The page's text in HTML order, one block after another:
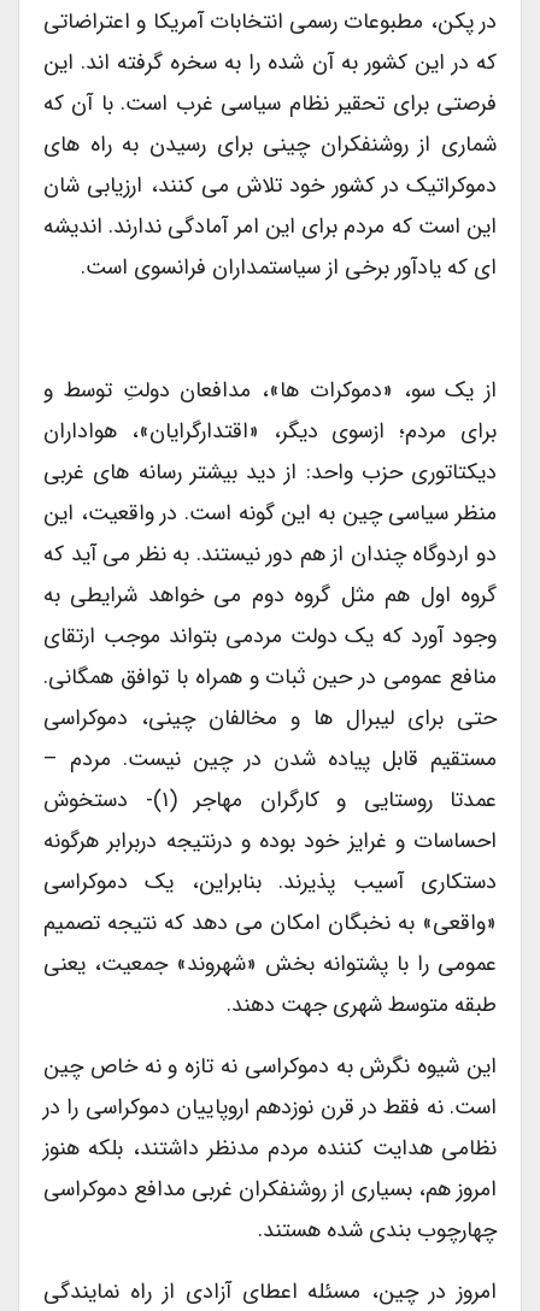
در پکن، مطبوعات رسمی انتخابات آمریکا و اعتراضاتی
که در این کشور به آن شده را به سخره گرفته اند. این
فرصتی برای تحقیر نظام سیاسی غرب است. با آن که
شماری از روشنفکران چینی برای رسیدن به راه های
دموکراتیک در کشور خود تلاش می کنند، ارزیابی شان
این است که مردم برای این امر آمادگی ندارند. اندیشه
ای که یادآور برخی از سیاستمداران فرانسوی است.
از یک سو، «دموکرات ها»، مدافعان دولتِ توسط و
برای مردم؛ ازسوی دیگر، «اقتدارگرایان»، هواداران
دیکتاتوری حزب واحد: از دید بیشتر رسانه های غربی
منظر سیاسی چین به این گونه است. در واقعیت، این
دو اردوگاه چندان از هم دور نیستند. به نظر می آید که
گروه اول هم مثل گروه دوم می خواهد شرایطی به
وجود آورد که یک دولت مردمی بتواند موجب ارتقای
منافع عمومی در حین ثبات و همراه با توافق همگانی.
حتی برای لیبرال ها و مخالفان چینی، دموکراسی
مستقیم قابل پیاده شدن در چین نیست. مردم –
عمدتا روستایی و کارگران مهاجر (۱)- دستخوش
احساسات و غرایز خود بوده و درنتیجه دربرابر هرگونه
دستکاری آسیب پذیرند. بنابراین، یک دموکراسی
«واقعی» به نخبگان امکان می دهد که نتیجه تصمیم
عمومی را با پشتوانه بخش «شهروند» جمعیت، یعنی
طبقه متوسط شهری جهت دهند.
این شیوه نگرش به دموکراسی نه تازه و نه خاص چین
است. نه فقط در قرن نوزدهم اروپاییان دموکراسی را در
نظامی هدایت کننده مردم مدنظر داشتند، بلکه هنوز
امروز هم، بسیاری از روشنفکران غربی مدافع دموکراسی
چهارچوب بندی شده هستند.
امروز در چین، مسئله اعطای آزادی از راه نمایندگی